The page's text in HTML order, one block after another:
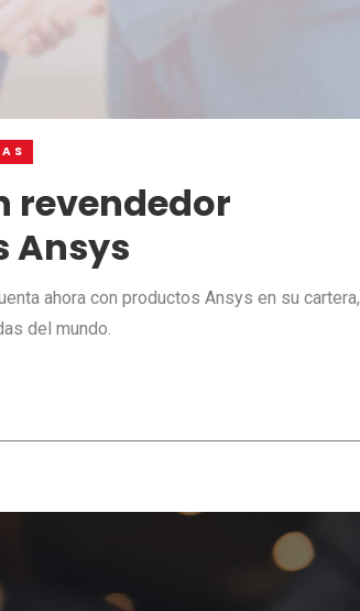
revendedor
Ansys
ahora con productos Ansys en su cartera,
del mundo.